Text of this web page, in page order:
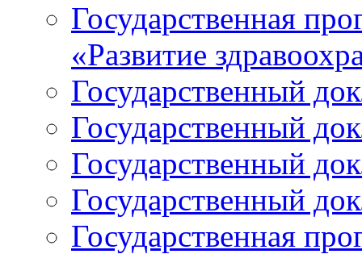
Государственная
«Развитие
Государственный
Государственный
Государственный
Государственный
Государственная